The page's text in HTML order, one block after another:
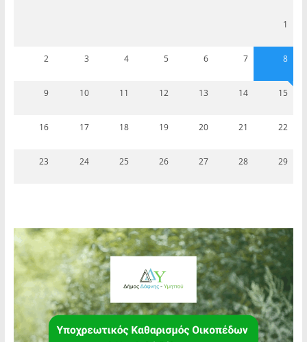
1
2 3 4 5 6 7 8
9 10 11 12 13 14 15
16 17 18 19 20 21 22
23 24 25 26 27 28 29